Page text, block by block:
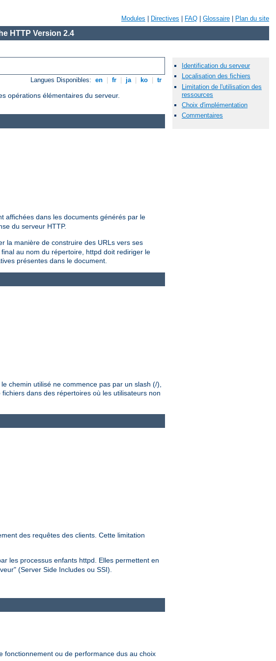
Modules Directives FAQ Glossaire Plan du site
HTTP Version 2.4
Langues Disponibles: en fr ja ko tr
opérations élémentaires du serveur.
Identification du serveur
Localisation des fichiers
Limitation de l'utilisation des
ressources
Choix d'implémentation
Commentaires
affichées dans les documents générés par le
du serveur HTTP.
la manière de construire des URLs vers ses
au nom du répertoire, httpd doit rediriger le
présentes dans le document.
chemin utilisé ne commence pas par un slash (/),
fichiers dans des répertoires où les utilisateurs non
des requêtes des clients. Cette limitation
les processus enfants httpd. Elles permettent en
(Server Side Includes ou SSI).
fonctionnement ou de performance dus au choix